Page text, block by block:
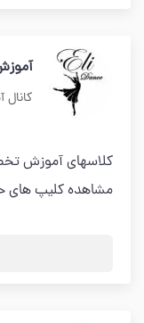
كلاسهاي آموزش
مشاهده كليپ هاي